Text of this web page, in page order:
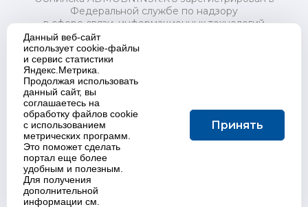
Федеральной службе по надзору
в сфере связи, информационных технологий
и массовых коммуникаций (Роскомнадзор) 24 июля
2018 года.
Свидетельство о регистрации Эл № ФС77-73321
Учредитель: Администрация (исполнительно-
распорядительный орган) городского округа "Город
Обнинск". Главный редактор: Байкова Е.А.
Адрес электронной почты Редакции:
redactor@admobninsk.ru
Телефон Редакции: +7 (484) 395-85-85
Настоящий ресурс содержит материалы 18+
Политика в отношении обработки персональных
Данный веб-сайт
использует cookie-файлы
и сервис статистики
Яндекс.Метрика.
Продолжая использовать
данный сайт, вы
соглашаетесь на
обработку файлов cookie
с использованием
метрических программ.
Это поможет сделать
портал еще более
удобным и полезным.
Для получения
дополнительной
информации см.
Принять